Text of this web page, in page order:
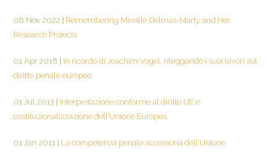
08 Nov 2022
Remembering Mireille Delmas-Marty and Her
Research Projects
01 Apr 2018
In ricordo di Joachim Vogel, rileggendo i suoi lavori sul
diritto penale europeo
01 Jul 2013
Interpretazione conforme al diritto UE e
costituzionalizzazione dell’Unione Europea
01 Jan 2011
La competenza penale accessoria dell’Unione